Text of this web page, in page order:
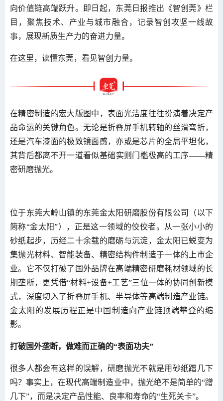
向价值链高端跃升。即日起，东莞日报推出《智创莞》栏
目，聚焦技术、产业与城市融合，记录智创攻坚一线故
事，展现新质生产力的奋进力量。
在这里，读懂东莞，看见智创力量。
在精密制造的宏大版图中，表面光洁度往往扮演着决定产
品命运的关键角色。无论是折叠屏手机转轴的丝滑弯折，
还是汽车漆面的极致镜面感，亦或是芯片的全局平坦化，
其背后都离不开一道看似基础实则门槛极高的工序——精
密研磨抛光。
位于东莞大岭山镇的东莞金太阳研磨股份有限公司（以下
简称“金太阳”），正是这一领域的佼佼者。从一张小小的
砂纸起步，历经二十余载的磨砺与沉淀，金太阳已蜕变为
集抛光材料、智能装备、精密结构件制造于一体的上市企
业。它不仅打破了国外品牌在高端精密研磨耗材领域的长
期垄断，更凭借“材料+设备+工艺”三位一体的协同创新模
式，深度切入了折叠屏手机、半导体等高端制造产业链。
金太阳的发展历程正是中国制造向产业链顶端攀登的缩
影。
打破国外垄断，做难而正确的“表面功夫”
很多人都会有这样的误解，研磨抛光不就是用砂纸蹭几下
吗？事实上，在现代高端制造业中，抛光绝不是简单的“蹭
几下”，而是决定产品性能、良率和寿命的“生死关卡”。